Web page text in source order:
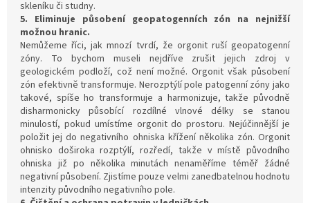
skleníku či studny.
5. Eliminuje působení geopatogenních zón na nejnižší
možnou hranic.
Nemůžeme říci, jak mnozí tvrdí, že orgonit ruší geopatogenní
zóny. To bychom museli nejdříve zrušit jejich zdroj v
geologickém podloží, což není možné. Orgonit však působení
zón efektivně transformuje. Nerozptýlí pole patogenní zóny jako
takové, spíše ho transformuje a harmonizuje, takže původně
disharmonicky působící rozdílné vlnové délky se stanou
minulostí, pokud umístíme orgonit do prostoru. Nejúčinnější je
položit jej do negativního ohniska křížení několika zón. Orgonit
ohnisko doširoka rozptýlí, rozředí, takže v místě původního
ohniska již po několika minutách nenaměříme téměř žádné
negativní působení. Zjistíme pouze velmi zanedbatelnou hodnotu
intenzity původního negativního pole.